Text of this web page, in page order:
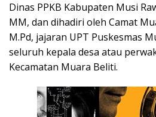
Dinas PPKB Kabupaten Musi
MM, dan dihadiri oleh Camat
M.Pd, jajaran UPT Puskesmas
seluruh kepala desa atau
Kecamatan Muara Beliti.